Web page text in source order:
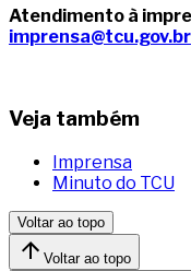
Atendimento à
imprensa@tcu.gov.br
Veja também
Imprensa
Minuto do TCU
Voltar ao topo
Voltar ao topo